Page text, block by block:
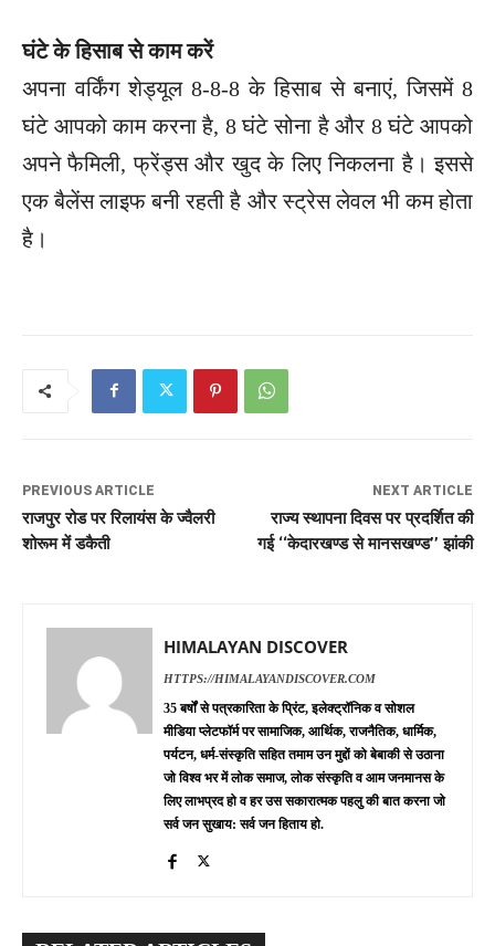
घंटे के हिसाब से काम करें
अपना वर्किंग शेड्यूल 8-8-8 के हिसाब से बनाएं, जिसमें 8
घंटे आपको काम करना है, 8 घंटे सोना है और 8 घंटे आपको
अपने फैमिली, फ्रेंड्स और खुद के लिए निकलना है। इससे
एक बैलेंस लाइफ बनी रहती है और स्ट्रेस लेवल भी कम होता
है।
PREVIOUS ARTICLE
राजपुर रोड पर रिलायंस के ज्वैलरी
शोरूम में डकैती
NEXT ARTICLE
राज्य स्थापना दिवस पर प्रदर्शित की
गई ‘‘केदारखण्ड से मानसखण्ड’’ झांकी
HIMALAYAN DISCOVER
HTTPS://HIMALAYANDISCOVER.COM
35 बर्षों से पत्रकारिता के प्रिंट, इलेक्ट्रॉनिक व सोशल
मीडिया प्लेटफॉर्म पर सामाजिक, आर्थिक, राजनैतिक, धार्मिक,
पर्यटन, धर्म-संस्कृति सहित तमाम उन मुद्दों को बेबाकी से उठाना
जो विश्व भर में लोक समाज, लोक संस्कृति व आम जनमानस के
लिए लाभप्रद हो व हर उस सकारात्मक पहलु की बात करना जो
सर्व जन सुखाय: सर्व जन हिताय हो.